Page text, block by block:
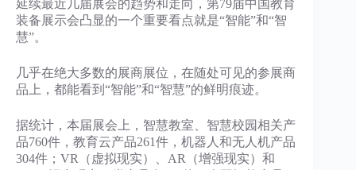
延续最近几届展会的趋势和走向，第79届中国教育
装备展示会凸显的一个重要看点就是“智能”和“智
慧”。
几乎在绝大多数的展商展位，在随处可见的参展商
品上，都能看到“智能”和“智慧”的鲜明痕迹。
据统计，本届展会上，智慧教室、智慧校园相关产
品760件，教育云产品261件，机器人和无人机产品
304件；VR（虚拟现实）、AR（增强现实）和